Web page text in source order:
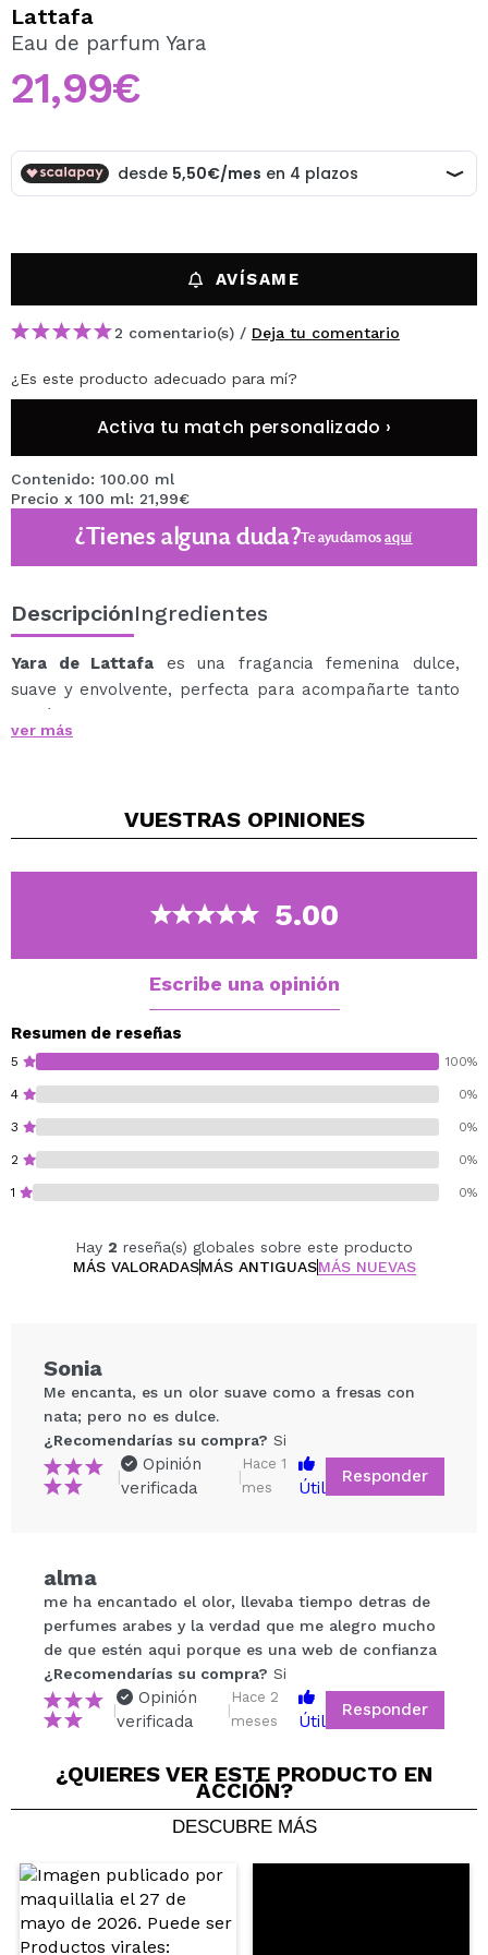
Al crear una cuenta en Maquillalia.com podrás realizar
tus compras rápidamente, revisar el estado de tus
pedidos y consultar tus operaciones anteriores.
CREAR CUENTA
Lattafa
Eau de parfum Yara
21,99€
AVÍSAME
2 comentario(s) / Deja tu comentario
¿Es este producto adecuado para mí?
Activa tu match personalizado ›
Contenido: 100.00 ml
Precio x 100 ml: 21,99€
¿Tienes alguna duda?Te ayudamosaquí
DescripciónIngredientes
Yara de Lattafa es una fragancia femenina dulce,
suave y envolvente, perfecta para acompañarte tanto
de día como de noche.
Su equilibrio entre notas florales, frutales y cremosas
La apertura combina la delicadeza de la orquídea y el
tangerina, creando una salida elegante y femenina.
En el corazón, los acordes golosos y las frutas
tropicales aportan un carácter cálido, exótico y adictivo
cremosa, suave y reconfortante que permanece
delicadamente sobre la piel.
Notas olfativas:
Salida: orquídea, heliotropo y naranja tangerina.
Corazón: acorde goloso y frutas tropicales.
ver más
VUESTRAS OPINIONES
5.00
Escribe una opinión
Resumen de reseñas
5 100%
4 0%
3 0%
2 0%
1 0%
Hay 2 reseña(s) globales sobre este producto
MÁS VALORADASMÁS ANTIGUASMÁS NUEVAS
Tu vídeo podría ser el primero. Imagínatelo...
¿Recomendarías su compra?
5/5
Sonia
Me encanta, es un olor suave como a fresas con
nata; pero no es dulce.
¿Recomendarías su compra? Si
|
Opinión
verificada
|
Hace 1
mes
Útil
Responder
alma
me ha encantado el olor, llevaba tiempo detras de
perfumes arabes y la verdad que me alegro mucho
de que estén aqui porque es una web de confianza
¿Recomendarías su compra? Si
|
Opinión
verificada
|
Hace 2
meses
Útil
Responder
¿QUIERES VER ESTE PRODUCTO EN
ACCIÓN?
DESCUBRE MÁS